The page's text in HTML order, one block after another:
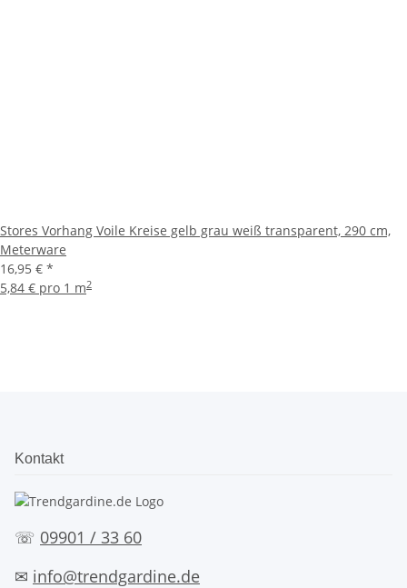
Stores Vorhang Voile Kreise gelb grau weiß transparent, 290 cm,
Meterware
16,95 € *
5,84 € pro 1 m2
Kontakt
☏ 09901 / 33 60
✉ info@trendgardine.de